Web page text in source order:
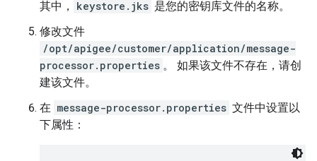
其中， keystore.jks 是您的密钥库文件的名称。
修改文件
/opt/apigee/customer/application/message-
processor.properties 。 如果该文件不存在，请创
建该文件。
在 message-processor.properties 文件中设置以
下属性：